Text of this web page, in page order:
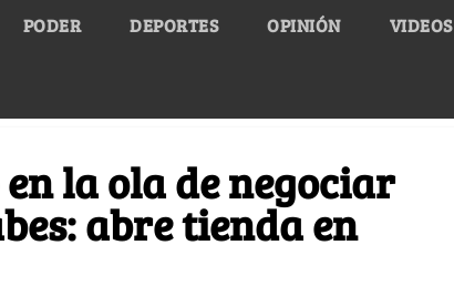
PODER DEPORTES OPINIÓN VIDEOS
la ola de negociar
abre tienda en